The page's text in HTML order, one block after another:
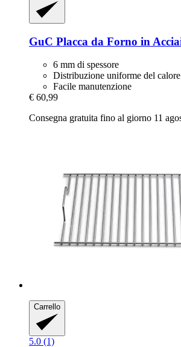
GuC Placca da Forno in
6 mm di spessore
Distribuzione uniforme del calore
Facile manutenzione
€ 60,99
Consegna gratuita fino al giorno 11
Carrello
5.0 (1)